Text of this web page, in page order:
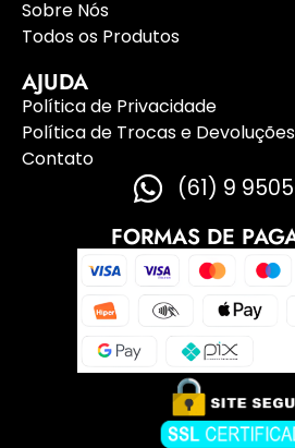
Sobre Nós
Todos os Produtos
AJUDA
Política de Privacidade
Política de Trocas e Devoluções
Contato
(61) 9
FORMAS DE